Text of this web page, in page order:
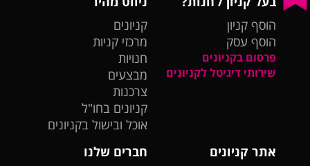
הוסף קניון
הוסף עסק
פרסום בקניונים
שירותי דיגיטל לקניונים
קניונים
מרכזי קניות
חנויות
מבצעים
צרכנות
קניונים בחו"ל
אוכל ובישול בקניונים
אתר קניונים
חברים שלנו